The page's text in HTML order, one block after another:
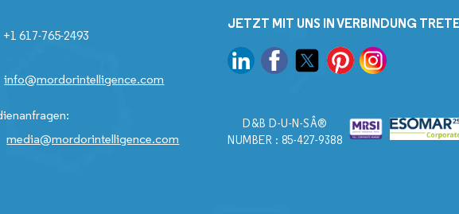
+1 617-765-2493
info@mordorintelligence.com
media@mordorintelligence.com
JETZT MIT UNS IN VERBINDUNG
D&B D-U-N-SÂ®
NUMBER : 85-427-9388